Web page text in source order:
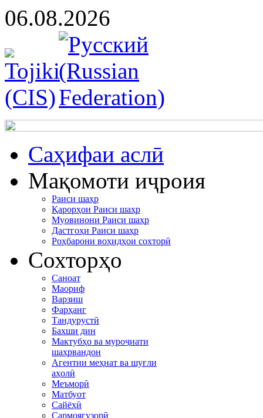
06.08.2026
Cаҳифаи аслӣ
Мақомоти иҷроия
Раиси шаҳр
Қарорҳои Раиси шаҳр
Муовинони Раиси шаҳр
Дастгоҳи Раиси шаҳр
Роҳбарони воҳидҳои сохторӣ
Сохторҳо
Саноат
Маориф
Варзиш
Фарҳанг
Тандурустӣ
Бахши дин
Мактубҳо ва муроҷиати
шаҳрвандон
Агентии меҳнат ва шуғли
аҳолӣ
Меъморӣ
Матбуот
Сайёҳӣ
Сармоягузорӣ